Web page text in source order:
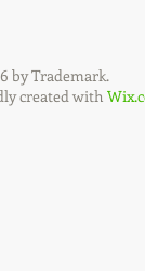
by Trademark.
created with